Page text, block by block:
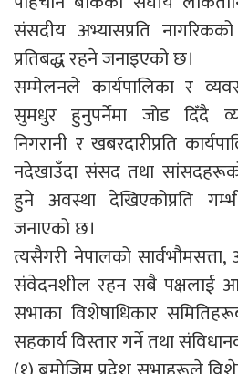
संसदीय अभ्यासप्रति
प्रतिबद्ध रहने जनाइएको छ।
सम्मेलनले कार्यपालिका र
सुमधुर हुनुपर्नेमा जोड दिँदै
निगरानी र खबरदारीप्रति
नदेखाउँदा संसद तथा
हुने अवस्था देखिएकोप्रति
जनाएको छ।
त्यसैगरी नेपालको सार्वभौमसत्ता,
संवेदनशील रहन सबै पक्षलाई
सभाका विशेषाधिकार
सहकार्य विस्तार गर्ने तथा